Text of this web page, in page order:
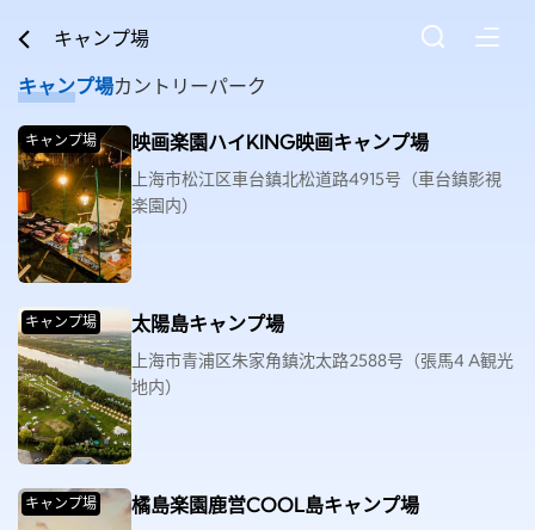
キャンプ場
キャンプ場カントリーパーク
映画楽園ハイKING映画キャンプ場
上海市松江区車台鎮北松道路4915号（車台鎮影視
楽園内）
キャンプ場
太陽島キャンプ場
上海市青浦区朱家角鎮沈太路2588号（張馬4 A観光
地内）
キャンプ場
橘島楽園鹿営COOL島キャンプ場
キャンプ場